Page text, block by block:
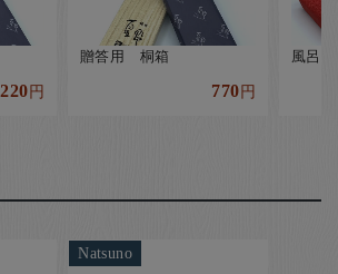
220円
贈答用 桐箱
770円
風呂
Natsuno